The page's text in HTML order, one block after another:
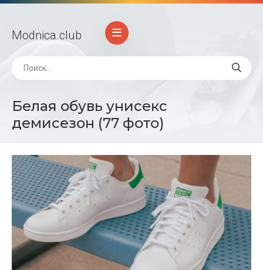
Modnica.club
Белая обувь унисекс
демисезон (77 фото)